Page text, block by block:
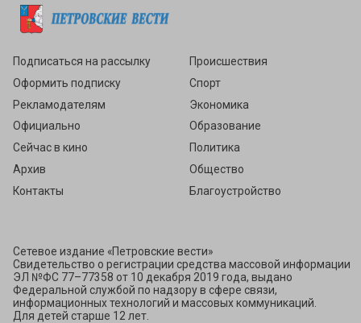
Подписаться на рассылку
Оформить подписку
Рекламодателям
Официально
Сейчас в кино
Архив
Контакты
Происшествия
Спорт
Экономика
Образование
Политика
Общество
Благоустройство
Сетевое издание «Петровские вести»
Свидетельство о регистрации средства массовой информации
ЭЛ №ФС 77–77358 от 10 декабря 2019 года, выдано
Федеральной службой по надзору в сфере связи,
информационных технологий и массовых коммуникаций.
Для детей старше 12 лет.
Подписаться